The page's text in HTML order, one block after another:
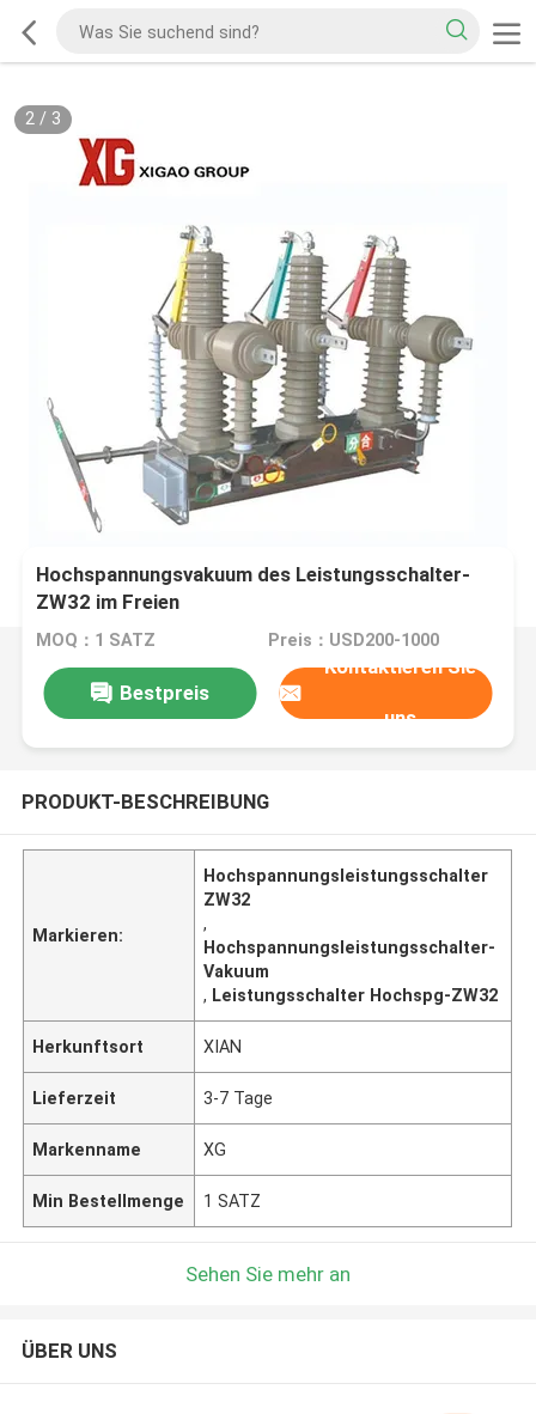
2/ 3
Hochspannungsvakuum des Leistungsschalter-
ZW32 im Freien
MOQ：1 SATZ Preis：USD200-1000
Bestpreis
Kontaktieren Sie
uns
PRODUKT-BESCHREIBUNG
Markieren:
Hochspannungsleistungsschalter
ZW32
,
Hochspannungsleistungsschalter-
Vakuum
, Leistungsschalter Hochspg-ZW32
Herkunftsort XIAN
Lieferzeit 3-7 Tage
Markenname XG
Min Bestellmenge 1 SATZ
Sehen Sie mehr an
ÜBER UNS